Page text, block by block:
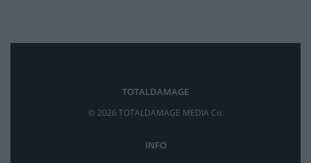
TOTALDAMAGE
© 2026 TOTALDAMAGE MEDIA Co.
INFO